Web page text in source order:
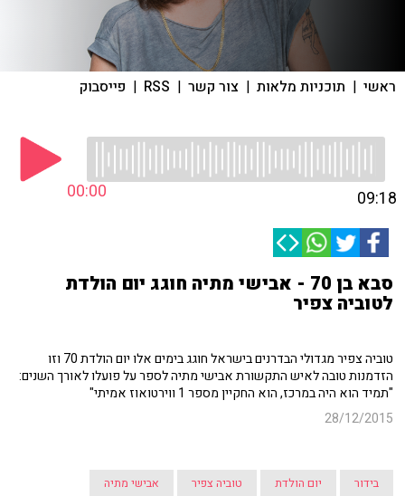
ראשי | תוכניות מלאות | צור קשר |
RSS
| פייסבוק
00:00 09:18
סבא בן 70 - אבישי מתיה חוגג יום הולדת
לטוביה צפיר
טוביה צפיר מגדולי הבדרנים בישראל חוגג בימים אלו יום הולדת 70 וזו
הזדמנות טובה לאיש התקשורת אבישי מתיה לספר על פועלו לאורך השנים:
"תמיד הוא היה במרכז, הוא החקיין מספר 1 ווירטואוז אמיתי"
28/12/2015
בידור יום הולדת טוביה צפיר אבישי מתיה